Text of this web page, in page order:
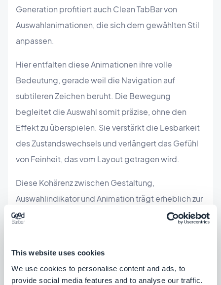
This website uses cookies
We use cookies to personalise content and ads, to
provide social media features and to analyse our traffic.
Generation profitiert auch Clean TabBar von
Auswahlanimationen, die sich dem gewählten Stil
anpassen.
Hier entfalten diese Animationen ihre volle
Bedeutung, gerade weil die Navigation auf
subtileren Zeichen beruht. Die Bewegung
begleitet die Auswahl somit präzise, ohne den
Effekt zu überspielen. Sie verstärkt die Lesbarkeit
des Zustandswechsels und verlängert das Gefühl
von Feinheit, das vom Layout getragen wird.
Diese Kohärenz zwischen Gestaltung,
Auswahlindikator und Animation trägt erheblich zur
wahrgenommenen Qualität der Komponente bei.
Ausführungsqualität bei, indem sie eine dezente
taktile Antwort liefern, die mit der Eleganz des